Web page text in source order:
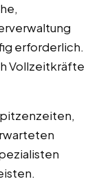
erforderlich.
Vollzeitkräfte